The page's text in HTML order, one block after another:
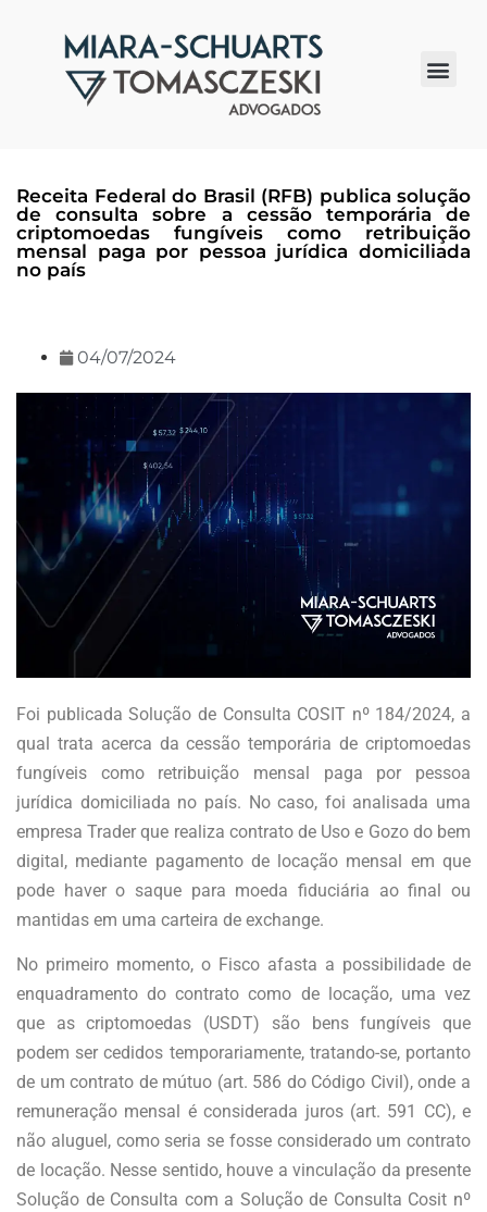
Receita Federal do Brasil (RFB) publica solução
de consulta sobre a cessão temporária de
criptomoedas fungíveis como retribuição
mensal paga por pessoa jurídica domiciliada
no país
04/07/2024
Foi publicada Solução de Consulta COSIT nº 184/2024, a
qual trata acerca da cessão temporária de criptomoedas
fungíveis como retribuição mensal paga por pessoa
jurídica domiciliada no país. No caso, foi analisada uma
empresa Trader que realiza contrato de Uso e Gozo do bem
digital, mediante pagamento de locação mensal em que
pode haver o saque para moeda fiduciária ao final ou
mantidas em uma carteira de exchange.
No primeiro momento, o Fisco afasta a possibilidade de
enquadramento do contrato como de locação, uma vez
que as criptomoedas (USDT) são bens fungíveis que
podem ser cedidos temporariamente, tratando-se, portanto
de um contrato de mútuo (art. 586 do Código Civil), onde a
remuneração mensal é considerada juros (art. 591 CC), e
não aluguel, como seria se fosse considerado um contrato
de locação. Nesse sentido, houve a vinculação da presente
Solução de Consulta com a Solução de Consulta Cosit nº